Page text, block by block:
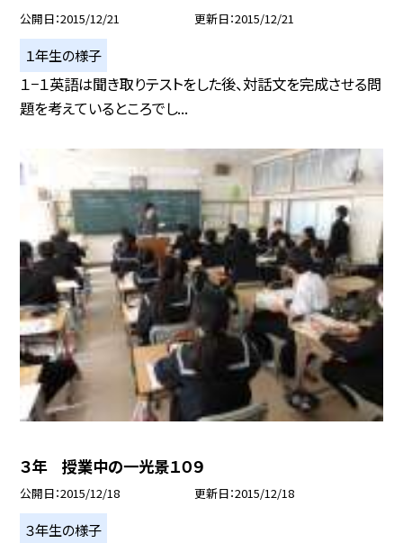
公開日 2015/12/21 更新日 2015/12/21
１年生の様子
１−１英語は聞き取りテストをした後、対話文を完成させる問
題を考えているところでし...
３年 授業中の一光景１０９
公開日 2015/12/18 更新日 2015/12/18
３年生の様子